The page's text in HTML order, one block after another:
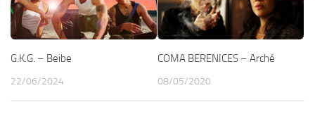
G.K.G. – Beibe
22/06/2024
COMA BERENICES – Arché
08/05/2020